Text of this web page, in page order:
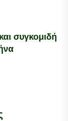
συγκομιδή